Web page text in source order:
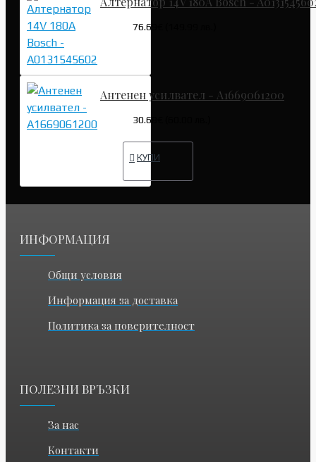
76.69€ (149.99 лв.)
Антенен усилвател - A1669061200
30.68€ (60.00 лв.)
КУПИ
ИНФОРМАЦИЯ
Общи условия
Информация за доставка
Политика за поверителност
ПОЛЕЗНИ ВРЪЗКИ
За нас
Контакти